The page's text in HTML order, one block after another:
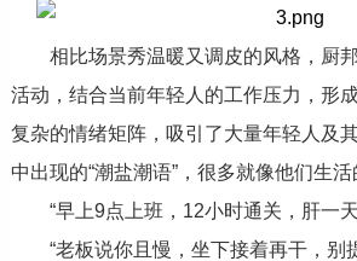
相比场景秀温暖又调皮的风格，厨
活动，结合当前年轻人的工作压力，形
复杂的情绪矩阵，吸引了大量年轻人及
中出现的“潮盐潮语”，很多就像他们生活
“早上9点上班，12小时通关，肝一
“老板说你且慢，坐下接着再干，别